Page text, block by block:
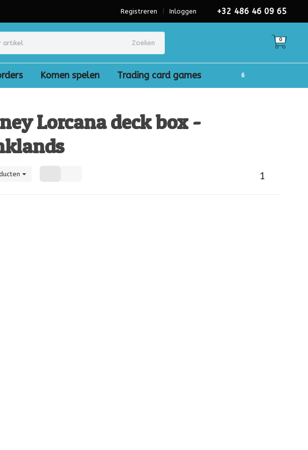
+32 486 46 09 65
Inloggen
Registreren
Zoeken 0
Komen spelen Trading card games
Lorcana deck box -
1